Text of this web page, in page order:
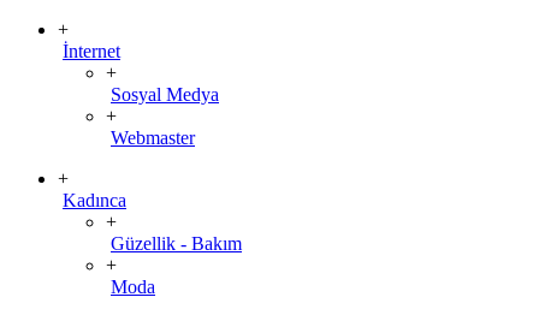
+
İnternet
+
Sosyal Medya
+
Webmaster
+
Kadınca
+
Güzellik - Bakım
+
Moda